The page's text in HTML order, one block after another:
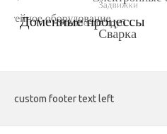
custom footer text left